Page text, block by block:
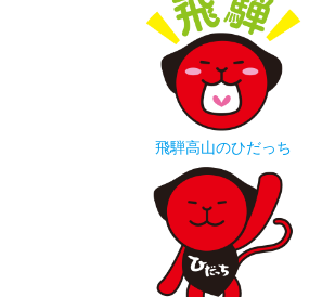
飛騨高山のひだっち